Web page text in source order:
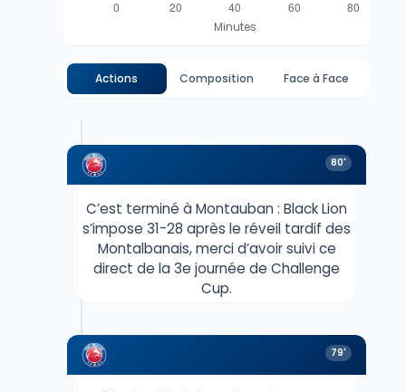
Actions Composition Face à Face
80'
C’est terminé à Montauban : Black Lion
s’impose 31-28 après le réveil tardif des
Montalbanais, merci d’avoir suivi ce
direct de la 3e journée de Challenge
Cup.
79'